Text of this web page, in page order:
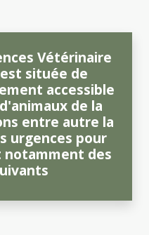
Vétérinaire
située de
accessible
de la
entre autre la
urgences pour
des